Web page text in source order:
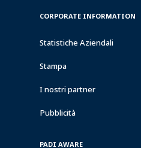
CORPORATE
CORPORATE INFORMATION
Statistiche Aziendali
Stampa
I nostri partner
Pubblicità
PADI AWARE